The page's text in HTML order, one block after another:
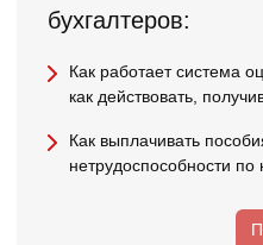
бухгалтеров:
Как работает система
как действовать,
Как выплачивать
нетрудоспособности